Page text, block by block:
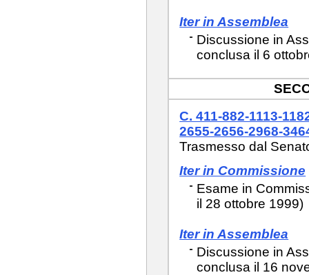
Iter in Assemblea
Discussione in
conclusa il 6
C. 411-882-1113-
2655-2656-2968-
Trasmesso dal
Iter in Commissione
Esame in
il 28 ottobre 1999)
Iter in Assemblea
Discussione in
conclusa il 16